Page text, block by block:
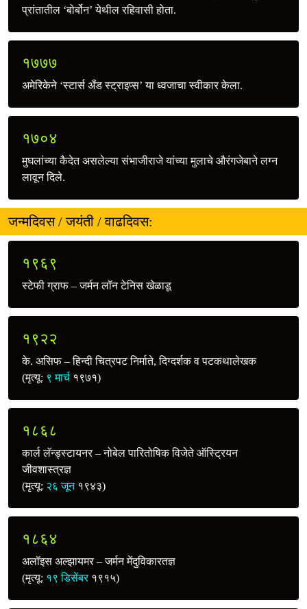
प्रांतातील ‘बोर्बोन’ येथील रहिवासी होता.
१७७७
अमेरिकेने ‘स्टार्स अँड स्ट्राइप्स’ या ध्वजाचा स्वीकार केला.
१७०४
मुघलांच्या कैदेत असलेल्या संभाजीराजे यांच्या मुलाचे औरंगजेबाने लग्न
लावून दिले.
जन्मदिवस / जयंती / वाढदिवस:
१९६९
स्टेफी ग्राफ – जर्मन लॉन टेनिस खेळाडू
१९२२
के. असिफ – हिन्दी चित्रपट निर्माते, दिग्दर्शक व पटकथालेखक
(मृत्यू: ९ मार्च १९७१)
१८६८
कार्ल लॅन्ड्स्टायनर – नोबेल पारितोषिक विजेते ऑस्ट्रियन
जीवशास्त्रज्ञ
(मृत्यू: २६ जून१९४३)
१८६४
अलॉइस अल्झायमर – जर्मन मेंदुविकारतज्ञ
(मृत्यू: १९ डिसेंबर१९१५)